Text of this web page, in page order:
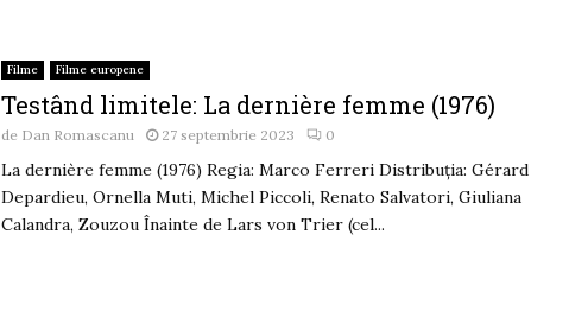
Filme Filme europene
Testând limitele: La dernière femme (1976)
de Dan Romascanu 27 septembrie 2023 0
La dernière femme (1976) Regia: Marco Ferreri Distribuția: Gérard
Depardieu, Ornella Muti, Michel Piccoli, Renato Salvatori, Giuliana
Calandra, Zouzou Înainte de Lars von Trier (cel...